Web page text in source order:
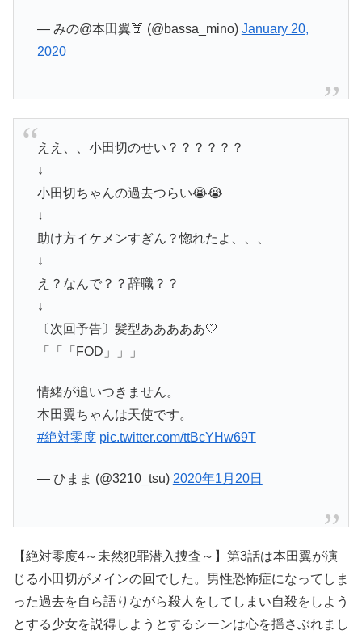
— みの@本田翼🍑 (@bassa_mino) January 20,
2020
ええ、、小田切のせい？？？？？？
↓
小田切ちゃんの過去つらい😭😭
↓
助け方イケメンすぎん？惚れたよ、、、
↓
え？なんで？？辞職？？
↓
〔次回予告〕髪型あああああ🤍
「「「FOD」」」
情緒が追いつきません。
本田翼ちゃんは天使です。
#絶対零度 pic.twitter.com/ttBcYHw69T
— ひまま (@3210_tsu) 2020年1月20日
【絶対零度4～未然犯罪潜入捜査～】第3話は本田翼が演
じる小田切がメインの回でした。男性恐怖症になってしま
った過去を自ら語りながら殺人をしてしまい自殺をしよう
とする少女を説得しようとするシーンは心を揺さぶれまし